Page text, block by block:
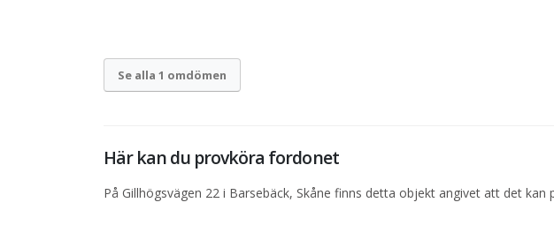
Se alla 1 omdömen
Här kan du provköra fordonet
På Gillhögsvägen 22 i Barsebäck, Skåne finns detta objekt angivet att det